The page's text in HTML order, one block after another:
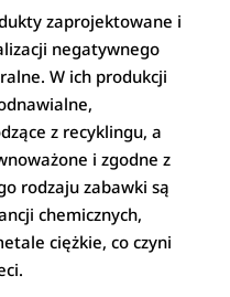
zaprojektowane i
negatywnego
W ich produkcji
z recyklingu, a
i zgodne z
rodzaju zabawki są
chemicznych,
ciężkie, co czyni